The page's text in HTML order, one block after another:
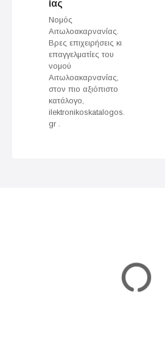
ίας
Νομός
Αιτωλοακαρνανίας.
Βρες επιχειρήσεις κι
επαγγελματίες του
νομού
Αιτωλοακαρνανίας,
στον πιο αξιόπιστο
κατάλογο,
ilektronikoskatalogos.
gr .